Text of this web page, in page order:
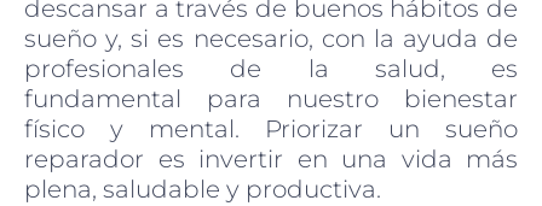
descansar a través de buenos hábitos de
sueño y, si es necesario, con la ayuda de
profesionales de la salud, es
fundamental para nuestro bienestar
físico y mental. Priorizar un sueño
reparador es invertir en una vida más
plena, saludable y productiva.